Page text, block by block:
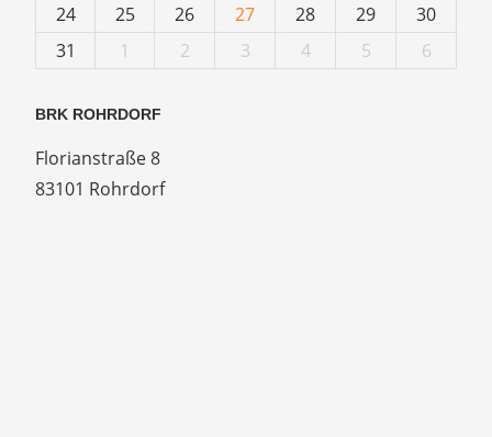
24
25 26 27 28 29
30
31
1 2 3 4 5 6
BRK ROHRDORF
Florianstraße 8
83101 Rohrdorf